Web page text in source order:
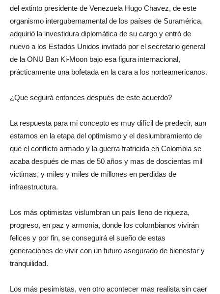
del extinto presidente de Venezuela Hugo Chavez, de este
organismo intergubernamental de los países de Suramérica,
adquirió la investidura diplomática de su cargo y entró de
nuevo a los Estados Unidos invitado por el secretario general
de la ONU Ban Ki-Moon bajo esa figura internacional,
prácticamente una bofetada en la cara a los norteamericanos.
¿Que seguirá entonces después de este acuerdo?
La respuesta para mi concepto es muy difícil de predecir, aun
estamos en la etapa del optimismo y el deslumbramiento de
que el conflicto armado y la guerra fratricida en Colombia se
acaba después de mas de 50 años y mas de doscientas mil
victimas, y miles y miles de millones en perdidas de
infraestructura.
Los más optimistas vislumbran un país lleno de riqueza,
progreso, en paz y armonía, donde los colombianos vivirán
felices y por fin, se conseguirá el sueño de estas
generaciones de vivir con un futuro asegurado de bienestar y
tranquilidad.
Los más pesimistas, ven otro acontecer mas realista sin caer